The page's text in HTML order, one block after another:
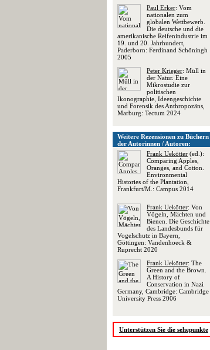
Paul Erker: Vom
nationalen zum
globalen Wettbewerb.
Die deutsche und die
amerikanische Reifenindustrie im
19. und 20. Jahrhundert,
Paderborn: Ferdinand Schöningh
2005
Peter Krieger: Müll in
der Natur. Eine
Mikrostudie zur
politischen
Ikonographie, Ideengeschichte
und Forensik des Anthropozäns,
Marburg: Tectum 2024
Weitere Rezensionen zu Büchern
der Autorinnen / Autoren:
Frank Uekötter (ed.):
Comparing Apples,
Oranges, and Cotton.
Environmental
Histories of the Plantation,
Frankfurt/M.: Campus 2014
Frank Uekötter: Von
Vögeln, Mächten und
Bienen. Die Geschichte
des Landesbunds für
Vogelschutz in Bayern,
Göttingen: Vandenhoeck &
Ruprecht 2020
Frank Uekötter: The
Green and the Brown.
A History of
Conservation in Nazi
Germany, Cambridge: Cambridge
University Press 2006
Unterstützen Sie die sehepunkte